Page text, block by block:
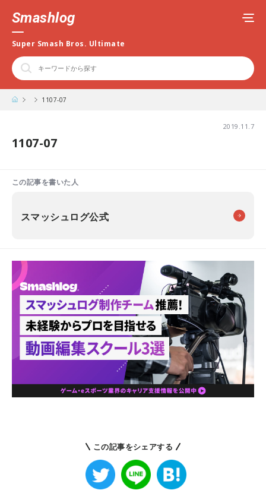
Smashlog
Super Smash Bros. Ultimate
1107-07
2019.11.7
1107-07
この記事を書いた人
スマッシュログ公式
この記事をシェアする